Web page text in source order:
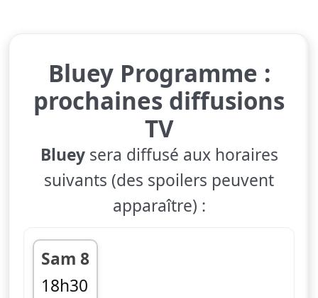
Bluey Programme :
prochaines diffusions
TV
Blueysera diffusé aux horaires
suivants (des spoilers peuvent
apparaître) :
Sam 8
18h30